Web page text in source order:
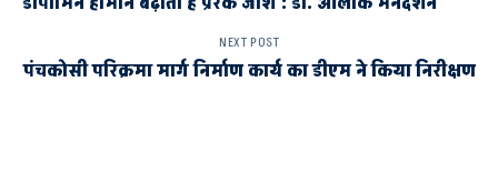
NEXT POST
पंचकोसी परिक्रमा मार्ग निर्माण कार्य का डीएम ने किया निरीक्षण